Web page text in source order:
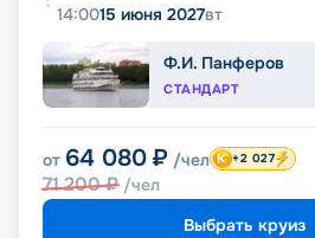
14:0015 июня 2027вт
Ф.И. Панферов
СТАНДАРТ
от 64 080 ₽ /чел
71 200₽ /чел
+2 027
Выбрать круиз